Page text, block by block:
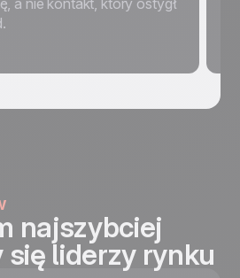
a nie kontakt, który ostygł
najszybciej
się liderzy rynku